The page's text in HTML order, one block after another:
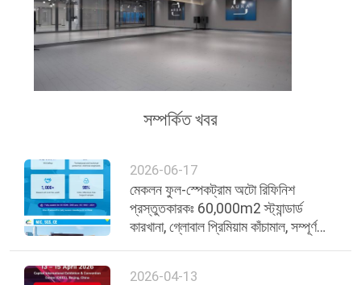
সম্পর্কিত খবর
2026-06-17
মেকলন ফুল-স্পেকট্রাম অটো রিফিনিশ
প্রস্তুতকারকঃ 60,000m2 স্ট্যান্ডার্ড
কারখানা, গ্লোবাল প্রিমিয়াম কাঁচামাল, সম্পূর্ণ
2026-04-13